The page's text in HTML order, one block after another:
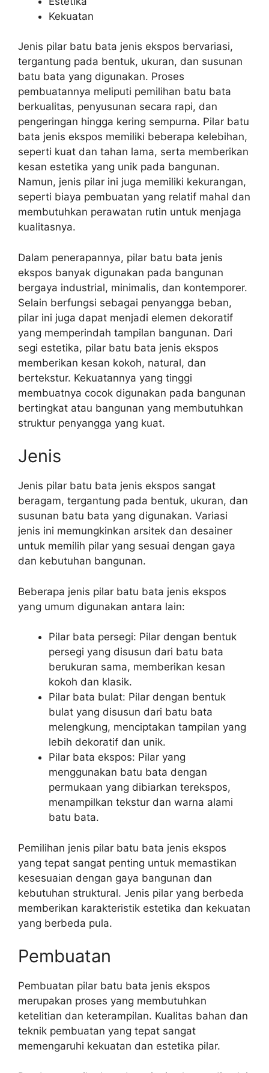
Kekuatan
Jenis pilar batu bata jenis ekspos bervariasi,
tergantung pada bentuk, ukuran, dan susunan
batu bata yang digunakan. Proses
pembuatannya meliputi pemilihan batu bata
berkualitas, penyusunan secara rapi, dan
pengeringan hingga kering sempurna. Pilar batu
bata jenis ekspos memiliki beberapa kelebihan,
seperti kuat dan tahan lama, serta memberikan
kesan estetika yang unik pada bangunan.
Namun, jenis pilar ini juga memiliki kekurangan,
seperti biaya pembuatan yang relatif mahal dan
membutuhkan perawatan rutin untuk menjaga
kualitasnya.
Dalam penerapannya, pilar batu bata jenis
ekspos banyak digunakan pada bangunan
bergaya industrial, minimalis, dan kontemporer.
Selain berfungsi sebagai penyangga beban,
pilar ini juga dapat menjadi elemen dekoratif
yang memperindah tampilan bangunan. Dari
segi estetika, pilar batu bata jenis ekspos
memberikan kesan kokoh, natural, dan
bertekstur. Kekuatannya yang tinggi
membuatnya cocok digunakan pada bangunan
bertingkat atau bangunan yang membutuhkan
struktur penyangga yang kuat.
Jenis
Jenis pilar batu bata jenis ekspos sangat
beragam, tergantung pada bentuk, ukuran, dan
susunan batu bata yang digunakan. Variasi
jenis ini memungkinkan arsitek dan desainer
untuk memilih pilar yang sesuai dengan gaya
dan kebutuhan bangunan.
Beberapa jenis pilar batu bata jenis ekspos
yang umum digunakan antara lain:
Pilar bata persegi: Pilar dengan bentuk
persegi yang disusun dari batu bata
berukuran sama, memberikan kesan
kokoh dan klasik.
Pilar bata bulat: Pilar dengan bentuk
bulat yang disusun dari batu bata
melengkung, menciptakan tampilan yang
lebih dekoratif dan unik.
Pilar bata ekspos: Pilar yang
menggunakan batu bata dengan
permukaan yang dibiarkan terekspos,
menampilkan tekstur dan warna alami
batu bata.
Pemilihan jenis pilar batu bata jenis ekspos
yang tepat sangat penting untuk memastikan
kesesuaian dengan gaya bangunan dan
kebutuhan struktural. Jenis pilar yang berbeda
memberikan karakteristik estetika dan kekuatan
yang berbeda pula.
Pembuatan
Pembuatan pilar batu bata jenis ekspos
merupakan proses yang membutuhkan
ketelitian dan keterampilan. Kualitas bahan dan
teknik pembuatan yang tepat sangat
memengaruhi kekuatan dan estetika pilar.